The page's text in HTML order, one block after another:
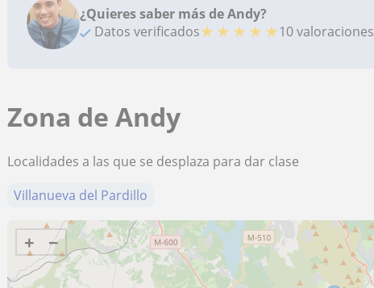
¿Quieres saber más de Andy?
Datos verificados★ ★ ★ ★ ★10 valoraciones
Zona de Andy
Localidades a las que se desplaza para dar clase
Villanueva del Pardillo
+ −